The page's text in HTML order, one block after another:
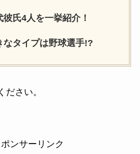
氏4人を一挙紹介！
なタイプは野球選手!?
ださい。
ンサーリンク